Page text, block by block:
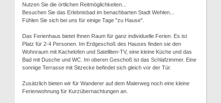
Nutzen Sie die örtlichen Reitmöglichkeiten...
Besuchen Sie das Erlebnisbad im benachbarten Stadt Wehlen...
Fühlen Sie sich bei uns für einige Tage "zu Hause".
Das Ferienhaus bietet Ihnen Raum für ganz individuelle Ferien. Es ist
Platz für 2-4 Personen. Im Erdgeschoß des Hauses finden sie den
Wohnraum mit Kachelofen und Satelliten-TV, eine kleine Küche und das
Bad mit Dusche und WC. Im oberen Geschoß ist das Schlafzimmer. Eine
sonnige Terrasse mit Sitzecke befindet sich gleich vor der Tür.
Zusätzlich bieten wir für Wanderer auf dem Malerweg noch eine kleine
Ferienwohnung für Kurzübernachtungen an.